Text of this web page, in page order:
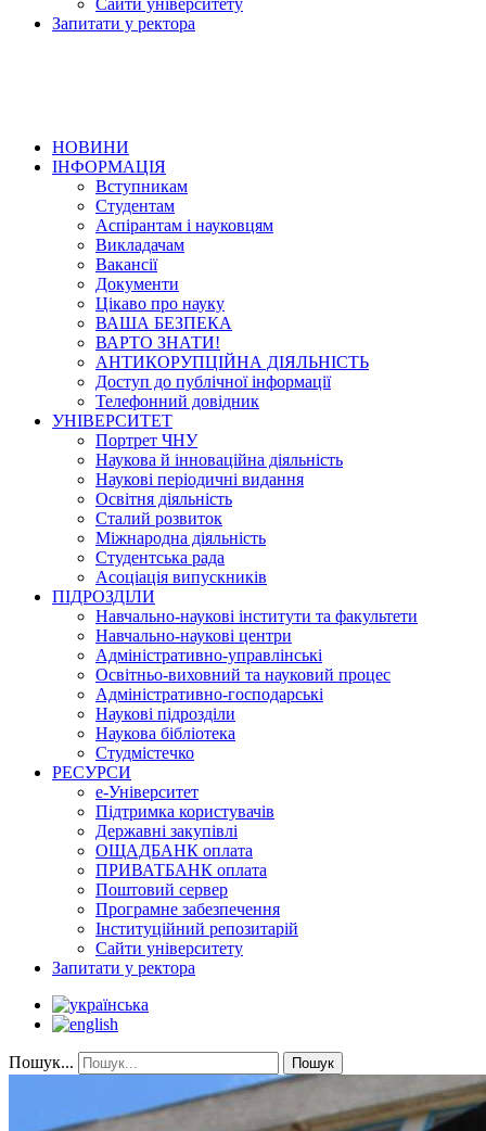
Запитати у ректора
НОВИНИ
ІНФОРМАЦІЯ
Вступникам
Студентам
Аспірантам і науковцям
Викладачам
Вакансії
Документи
Цікаво про науку
ВАША БЕЗПЕКА
ВАРТО ЗНАТИ!
АНТИКОРУПЦІЙНА ДІЯЛЬНІСТЬ
Доступ до публічної інформації
Телефонний довідник
УНІВЕРСИТЕТ
Портрет ЧНУ
Наукова й інноваційна діяльність
Наукові періодичні видання
Освітня діяльність
Сталий розвиток
Міжнародна діяльність
Студентська рада
Асоціація випускників
ПІДРОЗДІЛИ
Навчально-наукові інститути та факультети
Навчально-наукові центри
Адміністративно-управлінські
Освітньо-виховний та науковий процес
Адміністративно-господарські
Наукові підрозділи
Наукова бібліотека
Студмістечко
РЕСУРСИ
е-Університет
Підтримка користувачів
Державні закупівлі
ОЩАДБАНК оплата
ПРИВАТБАНК оплата
Поштовий сервер
Програмне забезпечення
Інституційний репозитарій
Сайти університету
Запитати у ректора
Пошук... Пошук